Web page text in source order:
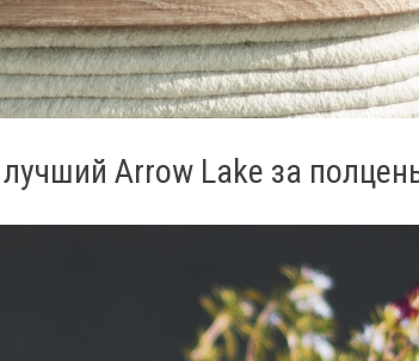
Arrow Lake за